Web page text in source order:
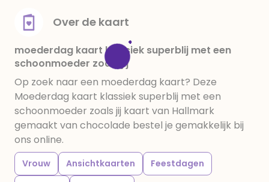
voedingszuur: citroenzuur E 330, verdikkingsmiddel
E415, water, bevochtigingsmiddel E422, emulgator:
E433, kleurstoffen: E102, E110, E122: kan de activiteit en
concentratie van kinderen negatief beïnvloeden,
E133, E151. Chocolade bevat ten minste 34%
cacaobestanddelen. Kan sporen van gluten
bevatten. Koel en droog bewaren.
Over de kaart
moederdag kaart klassiek superblij met een
schoonmoeder zoals jij
Op zoek naar een moederdag kaart? Deze
Moederdag kaart klassiek superblij met een
schoonmoeder zoals jij kaart van Hallmark
gemaakt van chocolade bestel je gemakkelijk bij
ons online.
Vrouw Ansichtkaarten
Feestdagen